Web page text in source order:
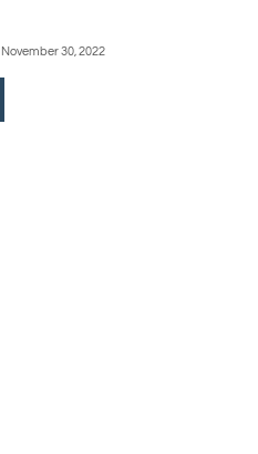
November 30, 2022